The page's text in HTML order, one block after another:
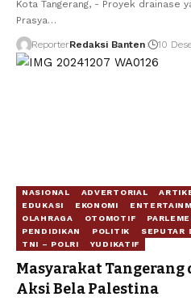
Kota Tangerang, - Proyek drainase
Prasya…
ReporterRedaksi Banten 10
NASIONAL ADVERTORIAL
EDUKASI
EKONOMI
OLAHRAGA
OTOMOTIF
PENDIDIKAN
POLITIK SEPUTAR
TNI – POLRI
YUDIKATIF
Masyarakat
Aksi Bela Palestina